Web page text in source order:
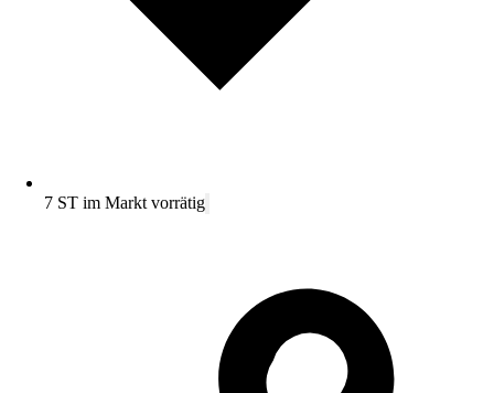
7 ST im Markt vorrätig